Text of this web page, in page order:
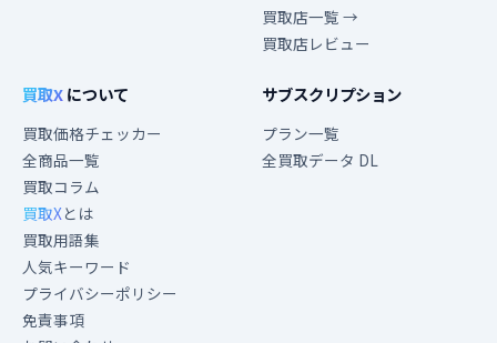
買取店一覧 →
買取店レビュー
買取Xについて
買取価格チェッカー
全商品一覧
買取コラム
買取Xとは
買取用語集
人気キーワード
プライバシーポリシー
免責事項
サブスクリプション
プラン一覧
全買取データ DL